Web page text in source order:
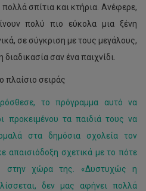
σπίτια και κτήρια. Ανέφερε,
πολύ πιο εύκολα μια ξένη
σε σύγκριση με τους μεγάλους,
σαν ένα παιχνίδι.
πλαίσιο σειράς
το πρόγραμμα αυτό να
προκειμένου τα παιδιά τους να
στα δημόσια σχολεία τον
απαισιόδοξη σχετικά με το πότε
στην χώρα της. «Δυστυχώς η
δεν μας αφήνει πολλά